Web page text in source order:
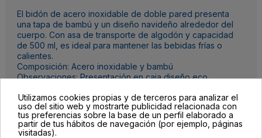
El bidón de acero inoxidable de doble pared presenta
una tapa de bambú y un diseño navideño alrededor del
cuerpo. Con asa de transporte de algodón y capacidad
de 500 ml, es ideal para mantener las bebidas frías o
calientes.
Composición: Acero inoxidable y bambú
Observaciones: Presentación en caja diseño eco.
Detalles del producto
Utilizamos cookies propias y de terceros para analizar el
uso del sitio web y mostrarte publicidad relacionada con
tus preferencias sobre la base de un perfil elaborado a
partir de tus hábitos de navegación (por ejemplo, páginas
visitadas).